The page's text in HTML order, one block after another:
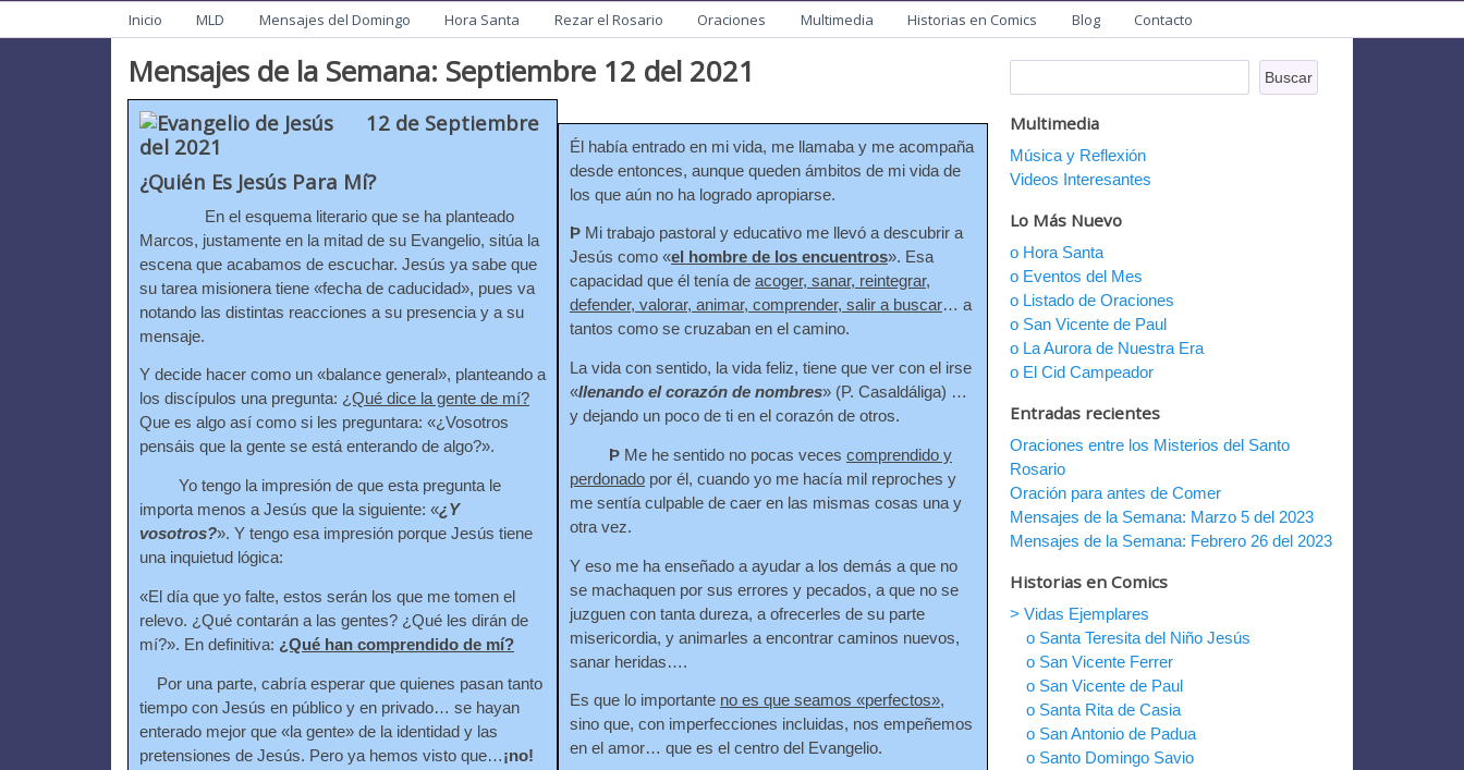
Mision de San Juan Bautista
Informacion General de la Mission
Menu
Inicio MLD Mensajes del Domingo Hora Santa Rezar el Rosario Oraciones Multimedia Historias en Comics Blog Contacto
Mensajes de la Semana: Septiembre 12 del 2021
12 de Septiembre
del 2021
¿Quién Es Jesús Para Mí?
En el esquema literario que se ha planteado
Marcos, justamente en la mitad de su Evangelio, sitúa la
escena que acabamos de escuchar. Jesús ya sabe que
su tarea misionera tiene «fecha de caducidad», pues va
notando las distintas reacciones a su presencia y a su
mensaje.
Y decide hacer como un «balance general», planteando a
los discípulos una pregunta: ¿Qué dice la gente de mí?
Que es algo así como si les preguntara: «¿Vosotros
pensáis que la gente se está enterando de algo?».
Yo tengo la impresión de que esta pregunta le
importa menos a Jesús que la siguiente: «¿Y
vosotros?». Y tengo esa impresión porque Jesús tiene
una inquietud lógica:
«El día que yo falte, estos serán los que me tomen el
relevo. ¿Qué contarán a las gentes? ¿Qué les dirán de
mí?». En definitiva: ¿Qué han comprendido de mí?
Por una parte, cabría esperar que quienes pasan tanto
tiempo con Jesús en público y en privado… se hayan
enterado mejor que «la gente» de la identidad y las
pretensiones de Jesús. Pero ya hemos visto que…¡no!
Él había entrado en mi vida, me llamaba y me acompaña
desde entonces, aunque queden ámbitos de mi vida de
los que aún no ha logrado apropiarse.
Þ Mi trabajo pastoral y educativo me llevó a descubrir a
Jesús como «el hombre de los encuentros». Esa
capacidad que él tenía de acoger, sanar, reintegrar,
defender, valorar, animar, comprender, salir a buscar… a
tantos como se cruzaban en el camino.
La vida con sentido, la vida feliz, tiene que ver con el irse
«llenando el corazón de nombres» (P. Casaldáliga) …
y dejando un poco de ti en el corazón de otros.
Þ Me he sentido no pocas veces comprendido y
perdonado por él, cuando yo me hacía mil reproches y
me sentía culpable de caer en las mismas cosas una y
otra vez.
Y eso me ha enseñado a ayudar a los demás a que no
se machaquen por sus errores y pecados, a que no se
juzguen con tanta dureza, a ofrecerles de su parte
misericordia, y animarles a encontrar caminos nuevos,
sanar heridas….
Es que lo importante no es que seamos «perfectos»,
sino que, con imperfecciones incluidas, nos empeñemos
en el amor… que es el centro del Evangelio.
Multimedia
Música y Reflexión
Videos Interesantes
Lo Más Nuevo
o Hora Santa
o Eventos del Mes
o Listado de Oraciones
o San Vicente de Paul
o La Aurora de Nuestra Era
o El Cid Campeador
Entradas recientes
Oraciones entre los Misterios del Santo
Rosario
Oración para antes de Comer
Mensajes de la Semana: Marzo 5 del 2023
Mensajes de la Semana: Febrero 26 del 2023
Historias en Comics
> Vidas Ejemplares
o Santa Teresita del Niño Jesús
o San Vicente Ferrer
o San Vicente de Paul
o Santa Rita de Casia
o San Antonio de Padua
o Santo Domingo Savio